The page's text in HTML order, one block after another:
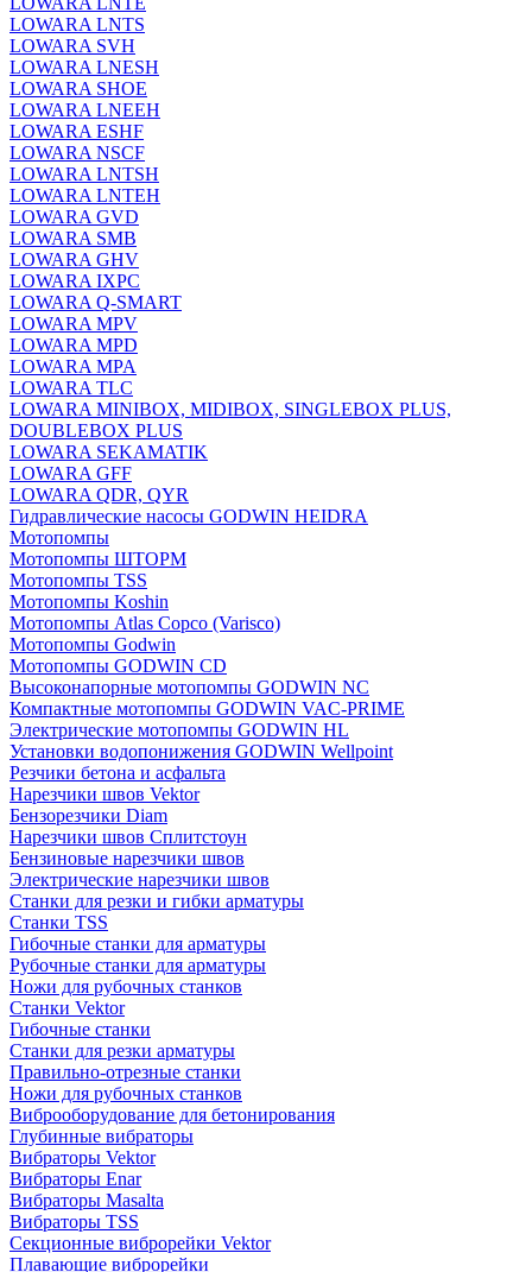
LOWARA LNTS
LOWARA SVH
LOWARA LNESH
LOWARA SHOE
LOWARA LNEEH
LOWARA ESHF
LOWARA NSCF
LOWARA LNTSH
LOWARA LNTEH
LOWARA GVD
LOWARA SMB
LOWARA GHV
LOWARA IXPС
LOWARA Q-SMART
LOWARA MPV
LOWARA MPD
LOWARA MPA
LOWARA TLC
LOWARA MINIBOX, MIDIBOX, SINGLEBOX PLUS,
DOUBLEBOX PLUS
LOWARA SEKAMATIK
LOWARA GFF
LOWARA QDR, QYR
Гидравлические насосы GODWIN HEIDRA
Мотопомпы
Мотопомпы ШТОРМ
Мотопомпы TSS
Мотопомпы Koshin
Мотопомпы Atlas Copco (Varisco)
Мотопомпы Godwin
Мотопомпы GODWIN CD
Высоконапорные мотопомпы GODWIN NC
Компактные мотопомпы GODWIN VAC-PRIME
Электрические мотопомпы GODWIN HL
Установки водопонижения GODWIN Wellpoint
Резчики бетона и асфальта
Нарезчики швов Vektor
Бензорезчики Diam
Нарезчики швов Сплитстоун
Бензиновые нарезчики швов
Электрические нарезчики швов
Станки для резки и гибки арматуры
Станки TSS
Гибочные станки для арматуры
Рубочные станки для арматуры
Ножи для рубочных станков
Станки Vektor
Гибочные станки
Станки для резки арматуры
Правильно-отрезные станки
Ножи для рубочных станков
Виброоборудование для бетонирования
Глубинные вибраторы
Вибраторы Vektor
Вибраторы Enar
Вибраторы Masalta
Вибраторы TSS
Секционные виброрейки Vektor
Плавающие виброрейки